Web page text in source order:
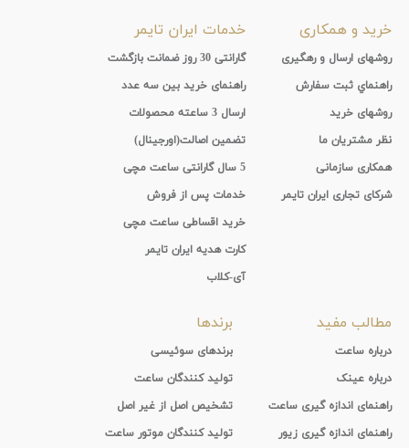
خرید و همکاری
روشهای ارسال و رهگیری
راهنماي ثبت سفارش
روشهای خرید
نظر مشتریان ما
همکاری سازمانی
شرکای تجاری ایران تایمر
خدمات ایران تایمر
گارانتی 30 روز ضمانت بازگشت
راهنمای خرید بین سه عدد
ارسال 3 ساعته محصولات
تضمین اصالت(اورجینال)
5 سال گارانتی ساعت مچی
خدمات پس از فروش
خرید اقساطی ساعت مچی
کارت هدیه ایران تایمر
آی-کلاب
مطالب مفید
درباره ساعت
درباره عینک
راهنمای اندازه گیری ساعت
راهنمای اندازه گیری زیور
برندها
برندهای سوئیسی
تولید کنندگان ساعت
تشخیص اصل از غیر اصل
تولید کنندگان موتور ساعت